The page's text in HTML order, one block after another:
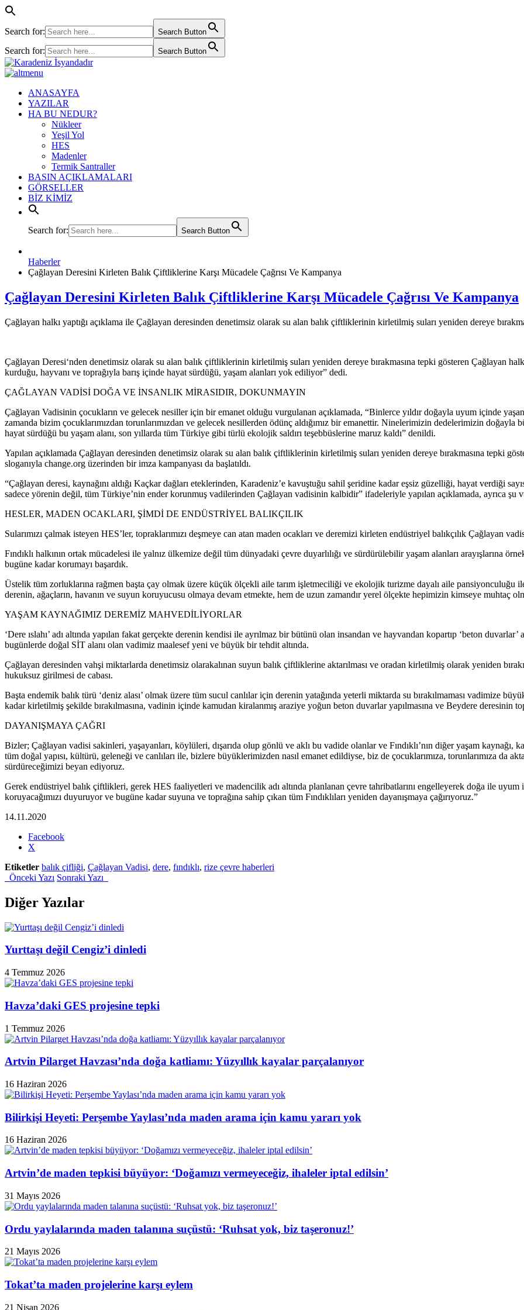
Search for: Search Button
Search for: Search Button
ANASAYFA
YAZILAR
HA BU NEDUR?
Nükleer
Yeşil Yol
HES
Madenler
Termik Santraller
BASIN AÇIKLAMALARI
GÖRSELLER
BİZ KİMİZ
Search for: Search Button
Haberler
Çağlayan Deresini Kirleten Balık Çiftliklerine Karşı Mücadele Çağrısı Ve Kampanya
Çağlayan Deresini Kirleten Balık Çiftliklerine Karşı Mücadele Çağrısı Ve Kampanya
Çağlayan halkı yaptığı açıklama ile Çağlayan deresinden denetimsiz olarak su alan balık çiftliklerinin kirletilmiş suları yeniden dereye
Çağlayan Deresi‘nden denetimsiz olarak su alan balık çiftliklerinin kirletilmiş suları yeniden dereye bırakmasına tepki gösteren Çağlayan
kurduğu, hayvanı ve toprağıyla barış içinde hayat sürdüğü, yaşam alanları yok ediliyor” dedi.
ÇAĞLAYAN VADİSİ DOĞA VE İNSANLIK MİRASIDIR, DOKUNMAYIN
Çağlayan Vadisinin çocukların ve gelecek nesiller için bir emanet olduğu vurgulanan açıklamada, “Binlerce yıldır doğayla uyum içinde
zamanda bizim çocuklarımızdan torunlarımızdan ve gelecek nesillerden ödünç aldığımız bir emanettir. Ninelerimizin dedelerimizin doğayla
hayat sürdüğü bu yaşam alanı, son yıllarda tüm Türkiye gibi türlü ekolojik saldırı teşebbüslerine maruz kaldı” denildi.
Yapılan açıklamada Çağlayan deresinden denetimsiz olarak su alan balık çiftliklerinin kirletilmiş suları yeniden dereye bırakmasına tepki
sloganıyla change.org üzerinden bir imza kampanyası da başlatıldı.
“Çağlayan deresi, kaynağını aldığı Kaçkar dağları eteklerinden, Karadeniz’e kavuştuğu sahil şeridine kadar eşsiz güzelliği, hayat verdiği
sadece yörenin değil, tüm Türkiye’nin ender korunmuş vadilerinden Çağlayan vadisinin kalbidir” ifadeleriyle yapılan açıklamada, ayrıca şu
HESLER, MADEN OCAKLARI, ŞİMDİ DE ENDÜSTRİYEL BALIKÇILIK
Sularımızı çalmak isteyen HES’ler, topraklarımızı deşmeye can atan maden ocakları ve deremizi kirleten endüstriyel balıkçılık Çağlayan
Fındıklı halkının ortak mücadelesi ile yalnız ülkemize değil tüm dünyadaki çevre duyarlılığı ve sürdürülebilir yaşam alanları arayışlarına
bugüne kadar korumayı başardık.
Üstelik tüm zorluklarına rağmen başta çay olmak üzere küçük ölçekli aile tarım işletmeciliği ve ekolojik turizme dayalı aile pansiyonculuğu
derenin, ağaçların, havanın ve suyun koruyucusu olmaya devam etmekte, hem de uzun zamandır yerel ölçekte hepimizin kimseye muhtaç
YAŞAM KAYNAĞIMIZ DEREMİZ MAHVEDİLİYORLAR
‘Dere ıslahı’ adı altında yapılan fakat gerçekte derenin kendisi ile ayrılmaz bir bütünü olan insandan ve hayvandan kopartıp ‘beton duvarlar’
bugünlerde doğal SİT alanı olan vadimiz maalesef yeni ve büyük bir tehdit altında.
Çağlayan deresinden vahşi miktarlarda denetimsiz olarakalınan suyun balık çiftliklerine aktarılması ve oradan kirletilmiş olarak yeniden
hukuksuz girilmesi de cabası.
Başta endemik balık türü ‘deniz alası’ olmak üzere tüm sucul canlılar için derenin yatağında yeterli miktarda su bırakılmaması vadimize
kadar kirletilmiş şekilde bırakılmasına, vadinin içinde kamudan kiralanmış araziye yoğun beton duvarlar yapılmasına ve Beydere deresinin
DAYANIŞMAYA ÇAĞRI
Bizler; Çağlayan vadisi sakinleri, yaşayanları, köylüleri, dışarıda olup gönlü ve aklı bu vadide olanlar ve Fındıklı’nın diğer yaşam
tüm doğal yapısı, kültürü, geleneği ve canlıları ile, bizlere büyüklerimizden nasıl emanet edildiyse, biz de çocuklarımıza, torunlarımıza da
sürdüreceğimizi beyan ediyoruz.
Gerek endüstriyel balık çiftlikleri, gerek HES faaliyetleri ve madencilik adı altında planlanan çevre tahribatlarını engelleyerek doğa ile
koruyacağımızı duyuruyor ve bugüne kadar suyuna ve toprağına sahip çıkan tüm Fındıklıları yeniden dayanışmaya çağırıyoruz.”
14.11.2020
Share
"Çağlayan
Deresini
Balık
Çiftliklerine
Karşı
Mücadele
Ve
Facebook
X
Etiketler balık çifliği, Çağlayan Vadisi, dere, fındıklı, rize çevre haberleri
Önceki Yazı Sonraki Yazı
Diğer Yazılar
Yurttaşı değil Cengiz’i dinledi
4 Temmuz 2026
Havza’daki GES projesine tepki
1 Temmuz 2026
Artvin Pilarget Havzası’nda doğa katliamı: Yüzyıllık kayalar parçalanıyor
16 Haziran 2026
Bilirkişi Heyeti: Perşembe Yaylası’nda maden arama için kamu yararı yok
16 Haziran 2026
Artvin’de maden tepkisi büyüyor: ‘Doğamızı vermeyeceğiz, ihaleler iptal edilsin’
31 Mayıs 2026
Ordu yaylalarında maden talanına suçüstü: ‘Ruhsat yok, biz taşeronuz!’
21 Mayıs 2026
Tokat’ta maden projelerine karşı eylem
21 Nisan 2026